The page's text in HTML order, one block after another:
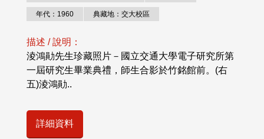
年代：1960 典藏地：交大校區
描述 / 說明：
淩鴻勛先生珍藏照片－國立交通大學電子研究所第
一屆研究生畢業典禮，師生合影於竹銘館前。(右
五)淩鴻勛..
詳細資料